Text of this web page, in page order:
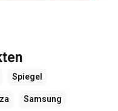
Spiegel
Samsung